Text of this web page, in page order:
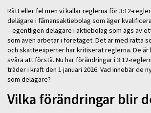
Rätt eller fel men vi kallar reglerna för 3:12-
delägare i fåmansaktiebolag som äger
– egentligen delägare i aktiebolag som ägs av
som även arbetar i företaget. Det är med rätta
och skatteexperter har kritiserat reglerna. De är
svåra att förstå. Nu har förändringar i 3:12-
träder i kraft den 1 januari 2026. Vad innebär de
som delägare?
Vilka förändringar blir